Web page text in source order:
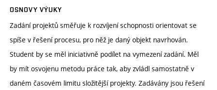
OSNOVY VÝUKY
Zadání projektů směřuje k rozvíjení schopnosti orientovat se
spíše v řešení procesu, pro něž je daný objekt navrhován.
Student by se měl iniciativně podílet na vymezení zadání. Měl
by mít osvojenu metodu práce tak, aby zvládl samostatně v
daném časovém limitu složitější projekty. Zadávány jsou řešení